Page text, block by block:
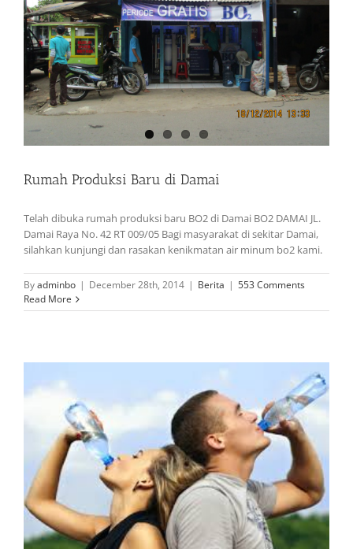
Rumah Produksi Baru di Damai
Telah dibuka rumah produksi baru BO2 di Damai BO2 DAMAI JL.
Damai Raya No. 42 RT 009/05 Bagi masyarakat di sekitar Damai,
silahkan kunjungi dan rasakan kenikmatan air minum bo2 kami.
Byadminbo | December 28th, 2014 | Berita | 553 Comments
Read More